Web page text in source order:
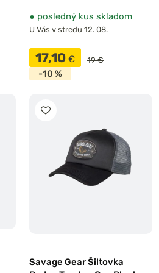
● posledný kus skladom
U Vás v stredu 12. 08.
17,10 € 19 €
-10 %
Savage Gear Šiltovka